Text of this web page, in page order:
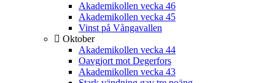
Akademikollen vecka 46
Akademikollen vecka 45
Vinst på Vångavallen
Oktober
Akademikollen vecka 44
Oavgjort mot Degerfors
Akademikollen vecka 43